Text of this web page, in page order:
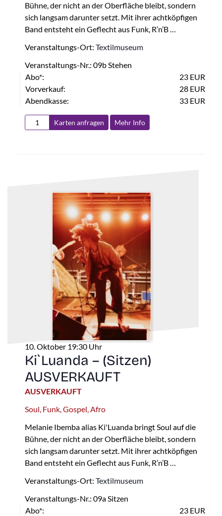
Bühne, der nicht an der Oberfläche bleibt, sondern
sich langsam darunter setzt. Mit ihrer achtköpfigen
Band entsteht ein Geflecht aus Funk, R’n’B …
Veranstaltungs-Ort: Textilmuseum
Veranstaltungs-Nr.: 09b Stehen
Abo*:
23 EUR
Vorverkauf:
28 EUR
Abendkasse:
33 EUR
Karten anfragen Mehr Info
10. Oktober 19:30 Uhr
Ki`Luanda – (Sitzen)
AUSVERKAUFT
AUSVERKAUFT
Soul, Funk, Gospel, Afro
Melanie Ibemba alias Ki'Luanda bringt Soul auf die
Bühne, der nicht an der Oberfläche bleibt, sondern
sich langsam darunter setzt. Mit ihrer achtköpfigen
Band entsteht ein Geflecht aus Funk, R’n’B …
Veranstaltungs-Ort: Textilmuseum
Veranstaltungs-Nr.: 09a Sitzen
Abo*:
23 EUR